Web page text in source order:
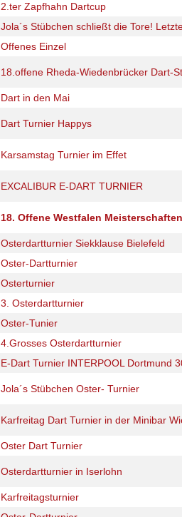
2.ter Zapfhahn Dartcup
Jola´s Stübchen schließt die Tore!
Offenes Einzel
18.offene Rheda-Wiedenbrücker Dart-
Dart in den Mai
Dart Turnier Happys
Karsamstag Turnier im Effet
EXCALIBUR E-DART TURNIER
18. Offene Westfalen Meisterschaften
Osterdartturnier Siekklause Bielefeld
Oster-Dartturnier
Osterturnier
3. Osterdartturnier
Oster-Tunier
4.Grosses Osterdartturnier
E-Dart Turnier INTERPOOL Dortmund
Jola´s Stübchen Oster- Turnier
Karfreitag Dart Turnier in der Minibar
Oster Dart Turnier
Osterdartturnier in Iserlohn
Karfreitagsturnier